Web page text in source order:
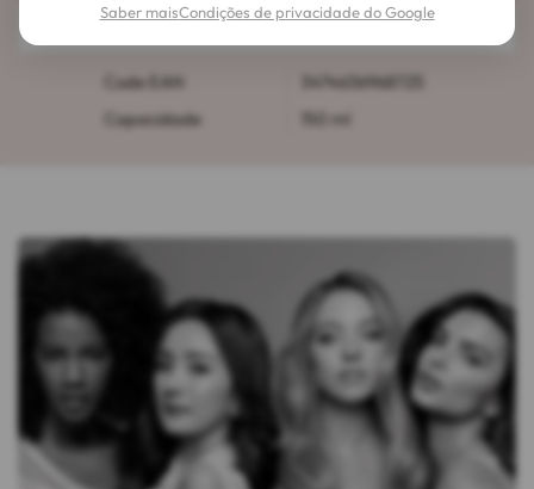
Detalhes
Code EAN
3474636968725
Capacidade
150 ml
Saber maisCondições de privacidade do Google